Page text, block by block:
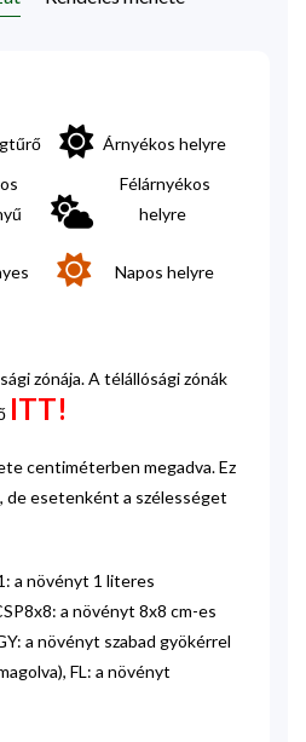
Árnyékos helyre
Félárnyékos
helyre
Napos helyre
zónája. A télállósági zónák
ITT!
centiméterben megadva. Ez
de esetenként a szélességet
a növényt 1 literes
a növényt 8x8 cm-es
a növényt szabad gyökérrel
FL: a növényt